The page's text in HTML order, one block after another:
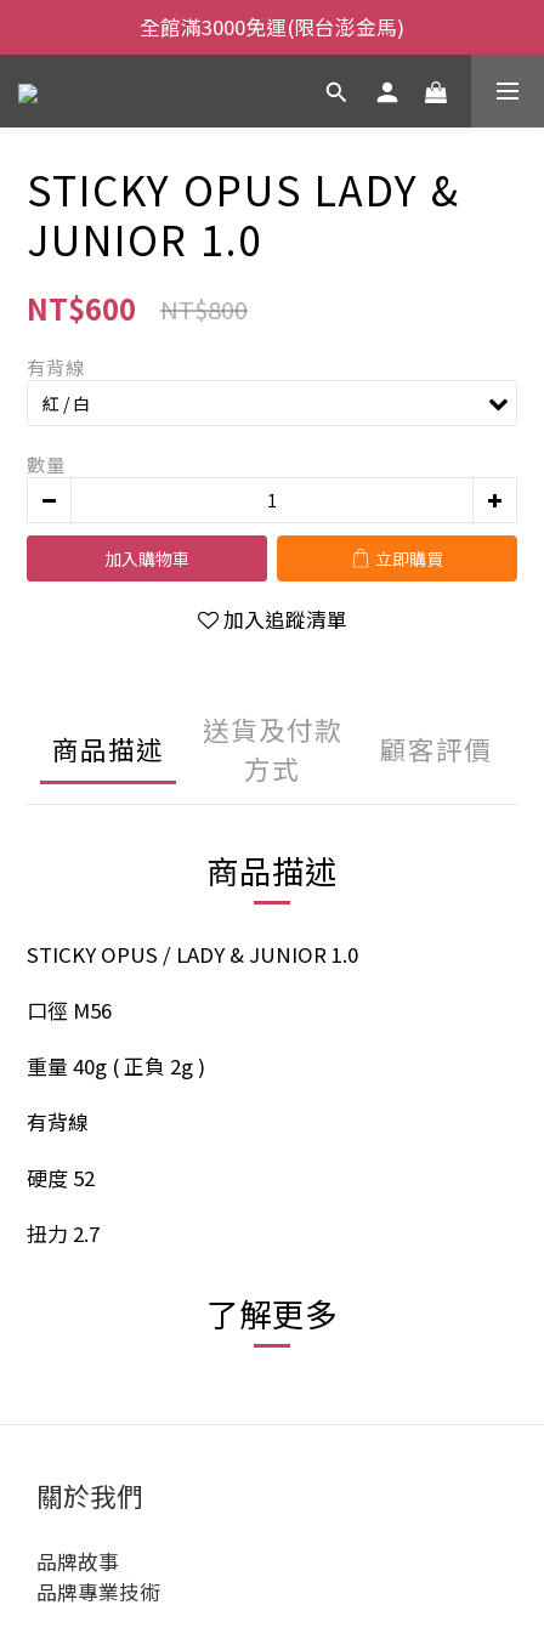
全館滿3000免運(限台澎金馬)
全館滿3000免運(限台澎金馬)
當日下午2:00前下單，當日出貨
全館滿3000免運(限台澎金馬)
STICKY OPUS LADY &
JUNIOR 1.0
NT$600 NT$800
有背線
數量
加入購物車 立即購買
加入追蹤清單
商品描述
送貨及付款
方式
顧客評價
商品描述
STICKY OPUS / LADY & JUNIOR 1.0
口徑 M56
重量 40g ( 正負 2g )
有背線
硬度 52
扭力 2.7
了解更多
關於我們
品牌故事
品牌專業技術